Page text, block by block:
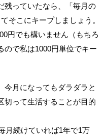
残っていたなら、「毎月の
そこにキープしましょう。
円でも構いません（もちろ
ので私は1000円単位でキー
今月になってもダラダラと
切って生活することが目的
月続けていれば1年で1万